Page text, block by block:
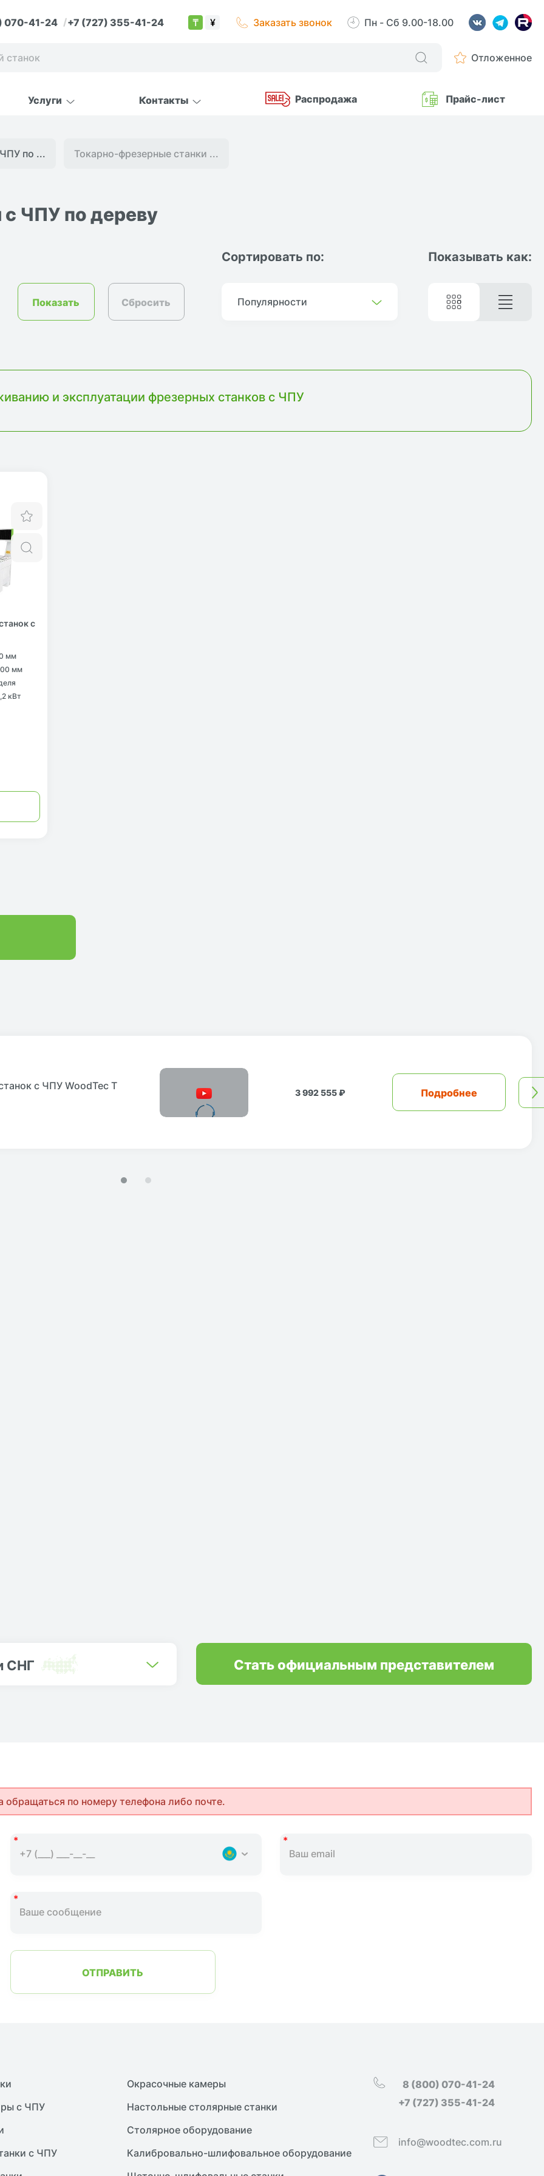
070-41-24 +7 (727) 355-41-24 ₸ ¥ Заказать звонок Пн - Сб 9.00-18.00
Отложенное
Услуги Контакты Распродажа Прайс-лист
по ... Токарно-фрезерные станки ...
ЧПУ по дереву
Сбросить
Сортировать по:
Популярности
Показывать как:
и эксплуатации фрезерных станков с ЧПУ
с
мм
мм
кВт
с ЧПУ WoodTec T 3 992 555 ₽ Подробнее
СНГ Стать официальным представителем
по номеру телефона либо почте.
ОТПРАВИТЬ
с ЧПУ
с ЧПУ
Окрасочные камеры
Настольные столярные станки
Столярное оборудование
Калибровально-шлифовальное оборудование
8 (800) 070-41-24
+7 (727) 355-41-24
info@woodtec.com.ru